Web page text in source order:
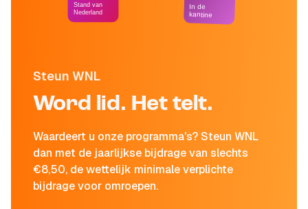
Steun WNL
Word lid. Het telt.
Waardeert u onze programma's? Steun WNL
dan met de jaarlijkse bijdrage van slechts
€8,50, de wettelijk minimale verplichte
bijdrage voor omroepen.
Stand van
Nederland
In de
kantine